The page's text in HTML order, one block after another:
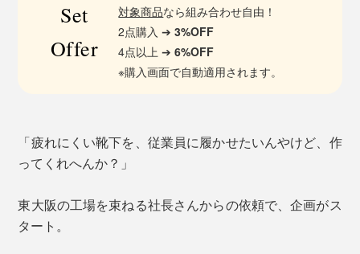
Set
Offer
対象商品なら組み合わせ自由！
2点購入 ➔3%OFF
4点以上 ➔6%OFF
※購入画面で自動適用されます。
「疲れにくい靴下を、従業員に履かせたいんやけど、作
ってくれへんか？」
東大阪の工場を束ねる社長さんからの依頼で、企画がス
タート。